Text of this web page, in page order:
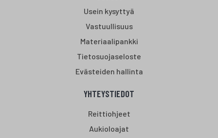
Usein kysyttyä
Vastuullisuus
Materiaalipankki
Tietosuojaseloste
Evästeiden hallinta
YHTEYSTIEDOT
Reittiohjeet
Aukioloajat